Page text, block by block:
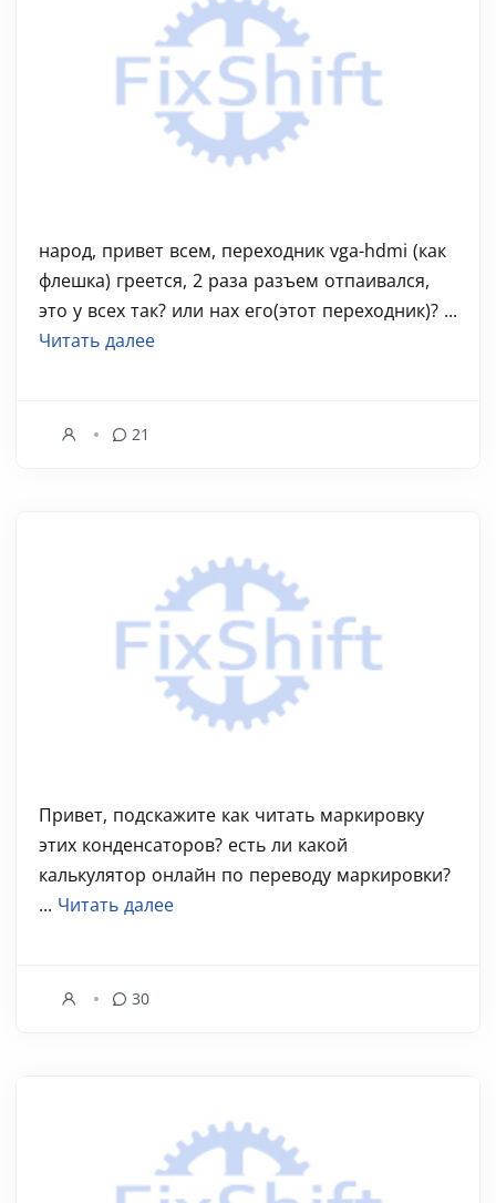
народ, привет всем, переходник vga-hdmi (как
флешка) греется, 2 раза разъем отпаивался,
это у всех так? или нах его(этот переходник)? ...
Читать далее
21
Привет, подскажите как читать маркировку
этих конденсаторов? есть ли какой
калькулятор онлайн по переводу маркировки?
... Читать далее
30